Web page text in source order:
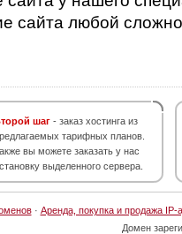
сайта любой
шаг - заказ хостинга из
тарифных планов.
вы можете заказать у нас
выделенного сервера.
· Аренда, покупка и продажа IP-
Домен